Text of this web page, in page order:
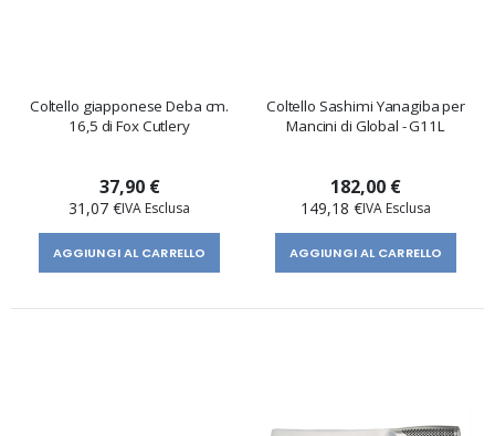
Coltello giapponese Deba cm.
16,5 di Fox Cutlery
37,90 €
31,07 €
AGGIUNGI AL CARRELLO
Coltello Sashimi Yanagiba per
Mancini di Global - G11L
182,00 €
149,18 €
AGGIUNGI AL CARRELLO